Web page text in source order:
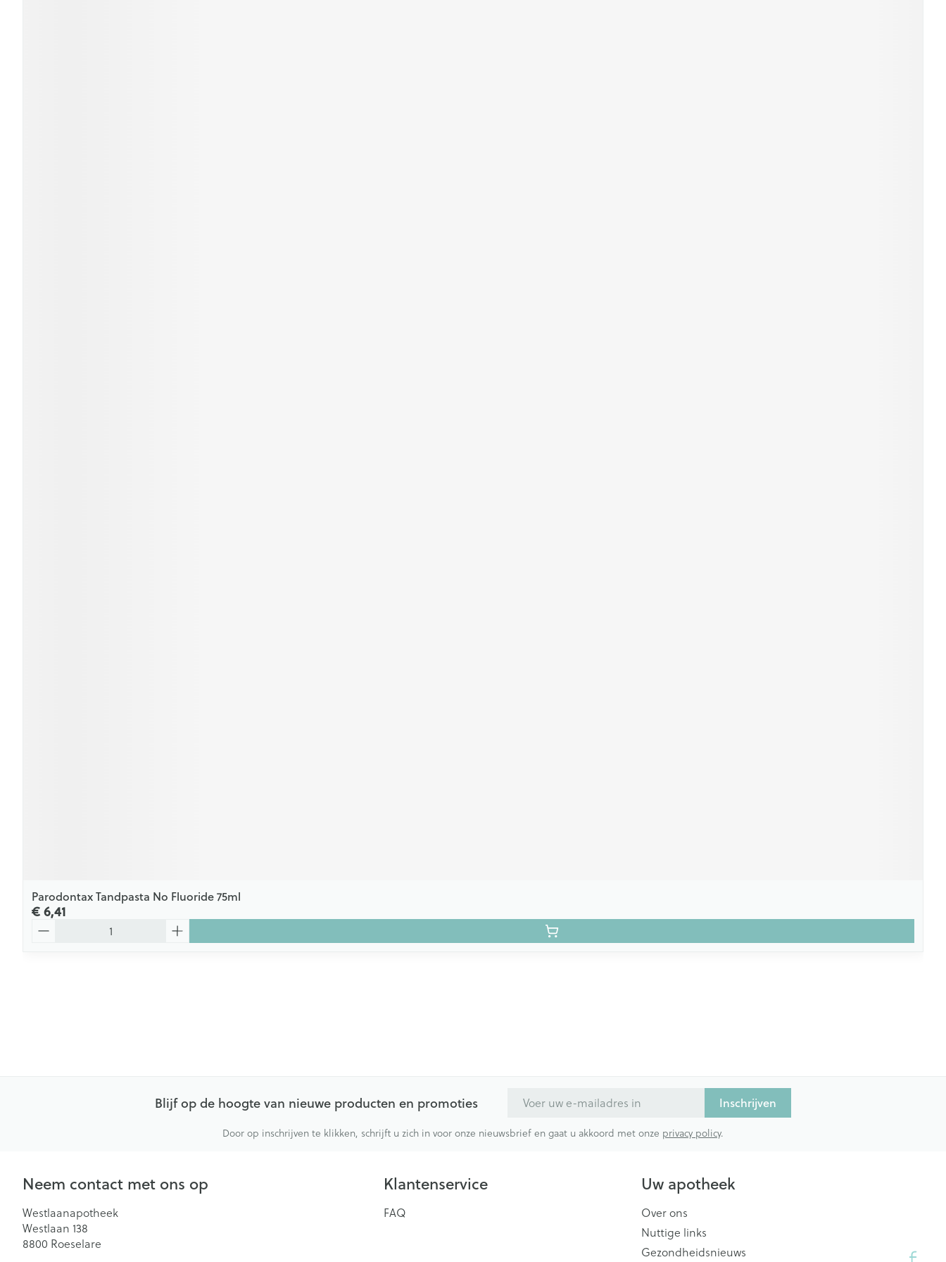
Parodontax Tandpasta No Fluoride 75ml
€ 6,41
Blijf op de hoogte van nieuwe producten en promoties Inschrijven
Door op inschrijven te klikken, schrijft u zich in voor onze nieuwsbrief en gaat u akkoord met onze privacy policy.
Neem contact met ons op
Westlaanapotheek
Westlaan 138
8800 Roeselare
Klantenservice
FAQ
Uw apotheek
Over ons
Nuttige links
Gezondheidsnieuws